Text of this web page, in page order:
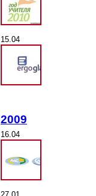
15.04
2009
16.04